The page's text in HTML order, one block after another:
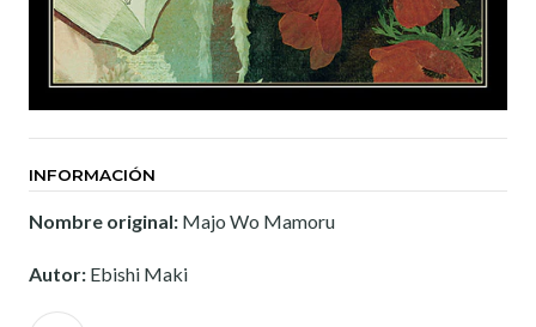
INFORMACIÓN
Nombre original: Majo Wo Mamoru
Autor: Ebishi Maki